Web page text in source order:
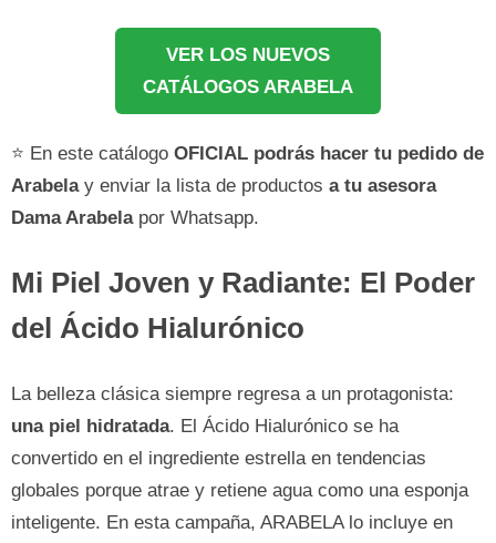
VER LOS NUEVOS
CATÁLOGOS ARABELA
⭐ En este catálogo OFICIAL podrás hacer tu pedido de
Arabelay enviar la lista de productos a tu asesora
Dama Arabelapor Whatsapp.
Mi Piel Joven y Radiante: El Poder
del Ácido Hialurónico
La belleza clásica siempre regresa a un protagonista:
una piel hidratada. El Ácido Hialurónico se ha
convertido en el ingrediente estrella en tendencias
globales porque atrae y retiene agua como una esponja
inteligente. En esta campaña, ARABELA lo incluye en